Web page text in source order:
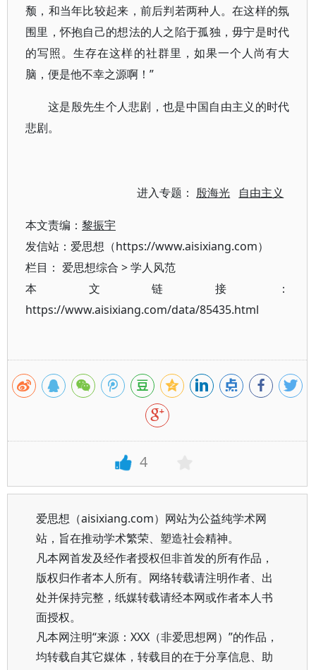
颓，和当年比较起来，前后判若两种人。在这样的氛
围里，怀抱自己的想法的人之陷于孤独，毋宁是时代
的写照。生存在这样的社群里，如果一个人尚有大
脑，便是他不幸之源啊！”
这是殷先生个人悲剧，也是中国自由主义的时代
悲剧。
进入专题： 殷海光 自由主义
本文责编： 黎振宇
发信站：爱思想（https://www.aisixiang.com）
栏目： 爱思想综合 >学人风范
本文链接：
https://www.aisixiang.com/data/85435.html
4
爱思想（aisixiang.com）网站为公益纯学术网
站，旨在推动学术繁荣、塑造社会精神。
凡本网首发及经作者授权但非首发的所有作品，
版权归作者本人所有。网络转载请注明作者、出
处并保持完整，纸媒转载请经本网或作者本人书
面授权。
凡本网注明“来源：XXX（非爱思想网）”的作品，
均转载自其它媒体，转载目的在于分享信息、助